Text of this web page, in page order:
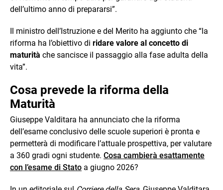
dell’ultimo anno di prepararsi”.
Il ministro dell’Istruzione e del Merito ha aggiunto che “la
riforma ha l’obiettivo di ridare valore al concetto di
maturità che sancisce il passaggio alla fase adulta della
vita”.
Cosa prevede la riforma della
Maturità
Giuseppe Valditara ha annunciato che la riforma
dell’esame conclusivo delle scuole superiori è pronta e
permetterà di modificare l’attuale prospettiva, per valutare
a 360 gradi ogni studente. Cosa cambierà esattamente
con l’esame di Stato a giugno 2026?